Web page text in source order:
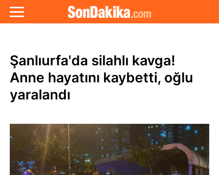
Şanlıurfa'da silahlı kavga!
Anne hayatını kaybetti, oğlu
yaralandı